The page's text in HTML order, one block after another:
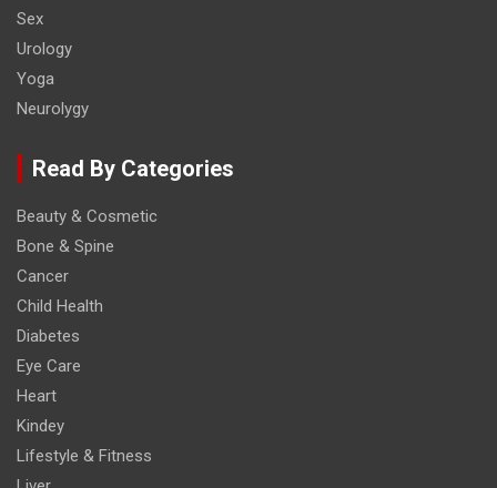
Sex
Urology
Yoga
Neurolygy
Read By Categories
Beauty & Cosmetic
Bone & Spine
Cancer
Child Health
Diabetes
Eye Care
Heart
Kindey
Lifestyle & Fitness